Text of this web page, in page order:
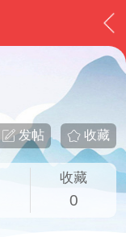
收藏
发帖
收藏
0